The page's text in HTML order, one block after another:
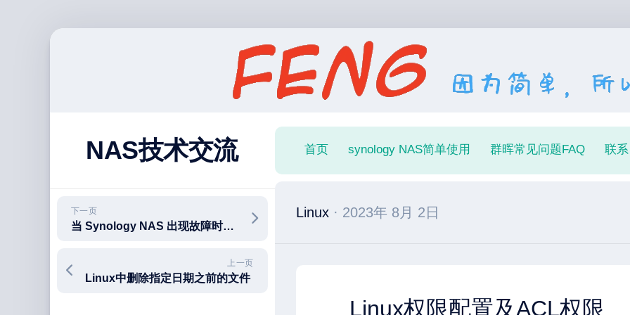
NAS技术交流
下一页
当 Synology NAS 出现故障时，如何使用计算机恢复数据？
上一页
Linux中删除指定日期之前的文件
首页 synology NAS简单使用 群晖常见问题FAQ 联系
Linux· 2023年 8月 2日
Linux权限配置及ACL权限